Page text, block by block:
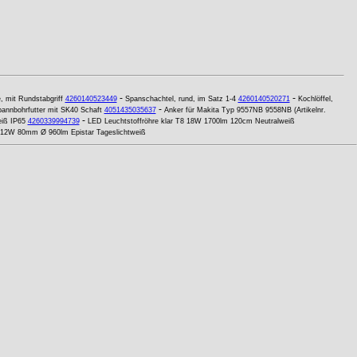
mit Rundstabgriff 4260140523449- Spanschachtel, rund, im Satz 1-4 4260140520271- Kochlöffel,
mit SK40 Schaft 4051435035637- Anker für Makita Typ 9557NB 9558NB (Artikelnr.
IP65 4260339994739- LED Leuchtstoffröhre klar T8 18W 1700lm 120cm Neutralweiß
80mm Ø 960lm Epistar Tageslichtweiß